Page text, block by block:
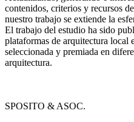
contenidos, criterios y recursos
nuestro trabajo se extiende la
El trabajo del estudio ha sido
plataformas de arquitectura local
seleccionada y premiada en
arquitectura.
SPOSITO & ASOC.